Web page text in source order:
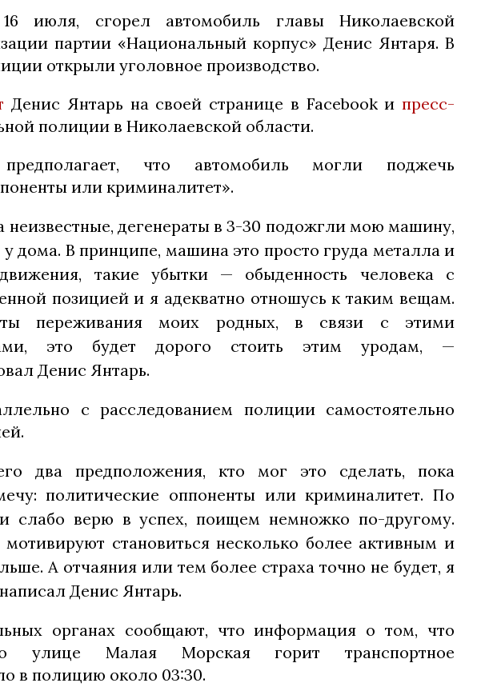
июля, сгорел автомобиль главы Николаевской
партии «Национальный корпус» Денис Янтаря. В
открыли уголовное производство.
Денис Янтарь на своей странице в Facebook ипресс-
полиции в Николаевской области.
что автомобиль могли поджечь
или криминалитет».
неизвестные, дегенераты в 3-30 подожгли мою машину,
у дома. В принципе, машина это просто груда металла и
такие убытки — обыденность человека с
позицией и я адекватно отношусь к таким вещам.
переживания моих родных, в связи с этими
это будет дорого стоить этим уродам, —
Денис Янтарь.
с расследованием полиции самостоятельно
два предположения, кто мог это сделать, пока
политические оппоненты или криминалитет. По
слабо верю в успех, поищем немножко по-другому.
становиться несколько более активным и
А отчаяния или тем более страха точно не будет, я
Денис Янтарь.
органах сообщают, что информация о том, что
улице Малая Морская горит транспортное
в полицию около 03:30.